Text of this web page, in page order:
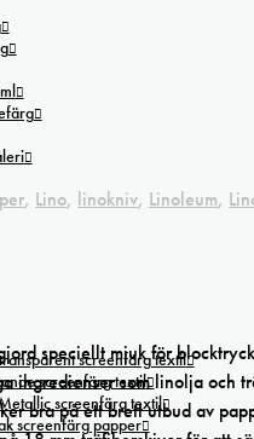
screenfärg textil
screenfärg textil
screenfärg textil
screenfärg papper
, Lino, linokniv, Linoleum,
speciellt mjuk för
som linolja och
bra på ett brett utbud av